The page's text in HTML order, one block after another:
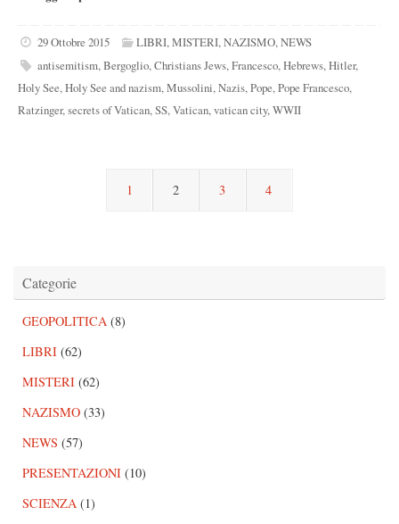
29 Ottobre 2015 LIBRI,MISTERI,NAZISMO,NEWS
antisemitism,Bergoglio,Christians Jews,Francesco,Hebrews,Hitler,
Holy See,Holy See and nazism,Mussolini,Nazis,Pope,Pope Francesco,
Ratzinger,secrets of Vatican,SS,Vatican,vatican city,WWII
1 2 3 4
Categorie
GEOPOLITICA (8)
LIBRI (62)
MISTERI (62)
NAZISMO (33)
NEWS (57)
PRESENTAZIONI (10)
SCIENZA (1)